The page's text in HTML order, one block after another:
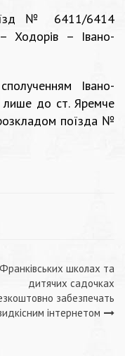
№ 6411/6414
– Ходорів – Івано-
Івано-
лише до ст. Яремче
поїзда №
школах та
дитячих садочках
забезпечать
інтернетом